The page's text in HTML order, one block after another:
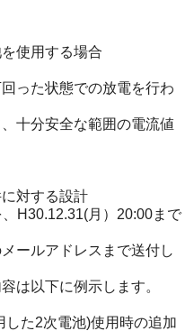
使用する場合
った状態での放電を行わ
十分安全な範囲の電流値
対する設計
H30.12.31(月）20:00まで
ールアドレスまで送付し
は以下に例示します。
た2次電池)使用時の追加